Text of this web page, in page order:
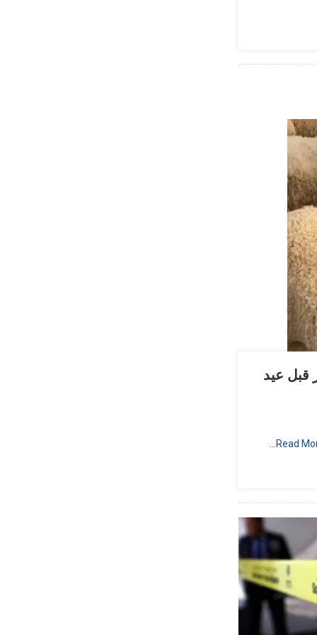
بقيمة
12,5
مليون
درهم
قبل عيد
Read